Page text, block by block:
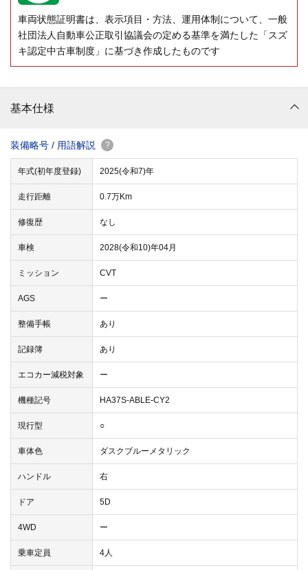
車両状態証明書は、表示項目・方法、運用体制について、一般
社団法人自動車公正取引協議会の定める基準を満たした「スズ
キ認定中古車制度」に基づき作成したものです
基本仕様
装備略号 / 用語解説 ?
年式(初年度登録) 2025(令和7)年
走行距離 0.7万Km
修復歴 なし
車検 2028(令和10)年04月
ミッション CVT
AGS ー
整備手帳 あり
記録簿 あり
エコカー減税対象 ー
機種記号 HA37S-ABLE-CY2
現行型 ○
車体色 ダスクブルーメタリック
ハンドル 右
ドア 5D
4WD ー
乗車定員 4人